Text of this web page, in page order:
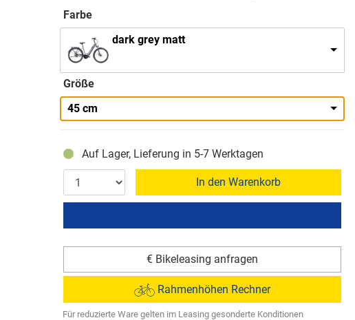
Farbe
dark grey matt
Größe
45 cm
Auf Lager, Lieferung in 5-7 Werktagen
In den Warenkorb
€ Bikeleasing anfragen
Rahmenhöhen Rechner
Für reduzierte Ware gelten im Leasing gesonderte Konditionen